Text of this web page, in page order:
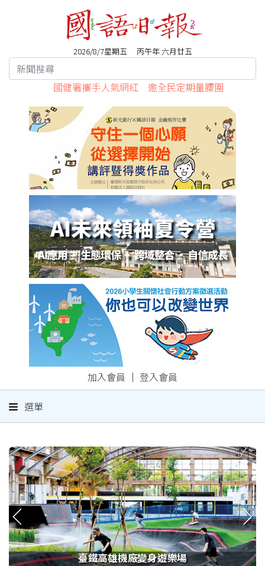
2026/8/7星期五 丙午年 六月廿五
國健署攜手人氣網紅 邀全民定期量腰圍
加入會員 ｜ 登入會員
選單
臺鐵高雄機廠變身遊樂場